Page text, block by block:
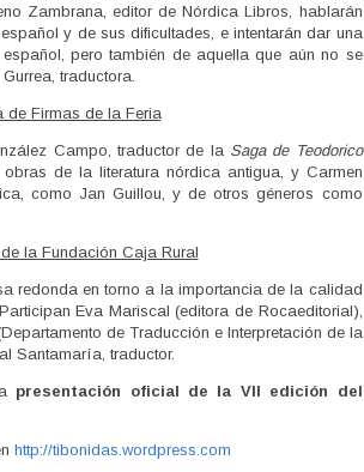
Zambrana, editor de Nórdica Libros, hablarán
y de sus dificultades, e intentarán dar una
pero también de aquella que aún no se
traductora.
de Firmas de la Feria
Campo, traductor de la Sagade Teodorico
de la literatura nórdica antigua, y Carmen
como Jan Guillou, y de otros géneros como
la Fundación Caja Rural
redonda en torno a la importancia de la calidad
Eva Mariscal (editora de Rocaeditorial),
de Traducción e Interpretación de la
Santamaría, traductor.
presentación oficial de la VII edición del
http://tibonidas.wordpress.com